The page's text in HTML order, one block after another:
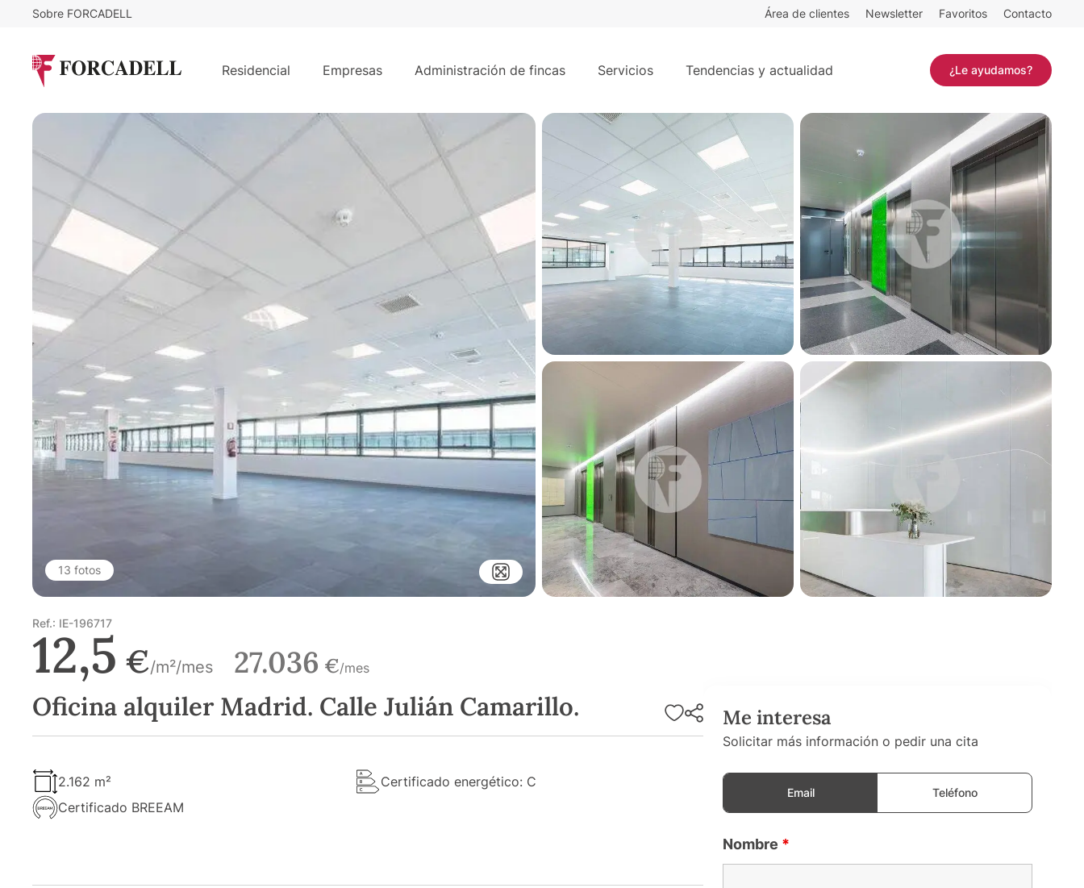
Sobre FORCADELL Área de clientes Newsletter Favoritos Contacto
Residencial Empresas Administración de fincas Servicios Tendencias y actualidad ¿Le ayudamos?
Oficina alquiler Madrid. Calle Julián Camarillo.
13 fotos
Ref.: IE-196717
12,5 €/m²/mes 27.036 €/mes
Oficina alquiler Madrid. Calle Julián Camarillo.
2.162 m²
Certificado energético: C
Certificado BREEAM
Me interesa
Solicitar más información o pedir una cita
Email Teléfono
Nombre *